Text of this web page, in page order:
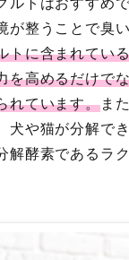
が整うことで臭
トに含まれてい
を高めるだけで
れています。ま
犬や猫が分解で
解酵素であるラ